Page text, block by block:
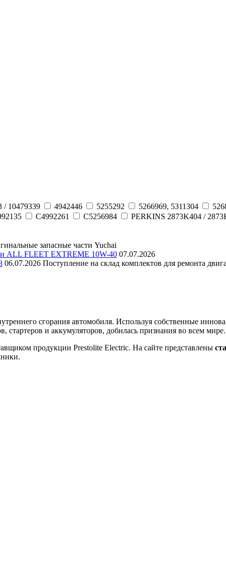
/ 10479339 4942446 5255292 5266969, 5311304
C4992261 C5256984 PERKINS 2873K404 /
запасные части Yuchai
ALL FLEET EXTREME 10W-40 07.07.2026
06.07.2026 Поступление на склад комплектов для ремонта
сгорания автомобиля. Используя собственные
стартеров и аккумуляторов, добилась признания во всем мире.
продукции Prestolite Electric. На сайте представлены